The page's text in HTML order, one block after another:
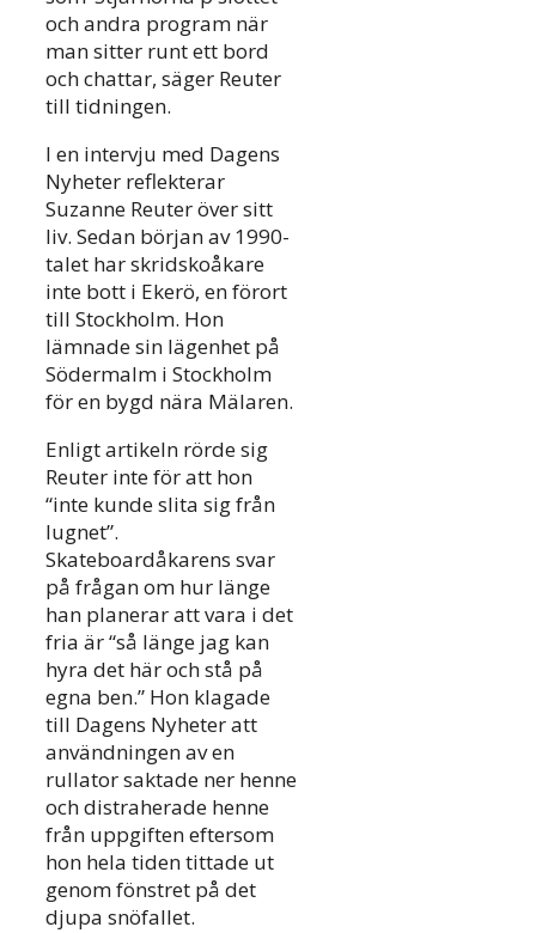
och andra program när
man sitter runt ett bord
och chattar, säger Reuter
till tidningen.
I en intervju med Dagens
Nyheter reflekterar
Suzanne Reuter över sitt
liv. Sedan början av 1990-
talet har skridskoåkare
inte bott i Ekerö, en förort
till Stockholm. Hon
lämnade sin lägenhet på
Södermalm i Stockholm
för en bygd nära Mälaren.
Enligt artikeln rörde sig
Reuter inte för att hon
“inte kunde slita sig från
lugnet”.
Skateboardåkarens svar
på frågan om hur länge
han planerar att vara i det
fria är “så länge jag kan
hyra det här och stå på
egna ben.” Hon klagade
till Dagens Nyheter att
användningen av en
rullator saktade ner henne
och distraherade henne
från uppgiften eftersom
hon hela tiden tittade ut
genom fönstret på det
djupa snöfallet.